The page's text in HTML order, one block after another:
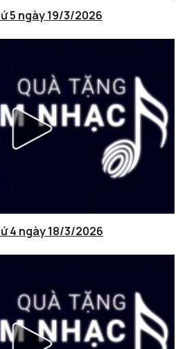
5 ngày 19/3/2026
4 ngày 18/3/2026